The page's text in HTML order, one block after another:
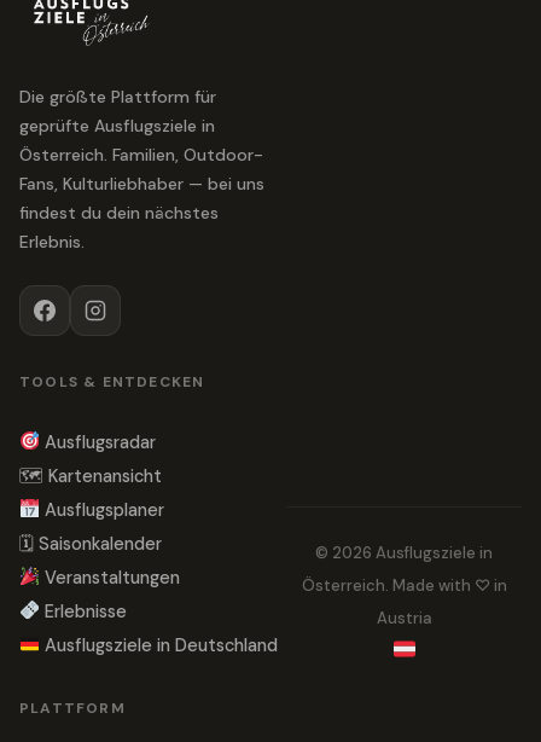
Die größte Plattform für
geprüfte Ausflugsziele in
Österreich. Familien, Outdoor-
Fans, Kulturliebhaber — bei uns
findest du dein nächstes
Erlebnis.
TOOLS & ENTDECKEN
Ausflugsradar
🗺 Kartenansicht
Ausflugsplaner
🗓 Saisonkalender
Veranstaltungen
Erlebnisse
Ausflugsziele in Deutschland
PLATTFORM
© 2026 Ausflugsziele in
Österreich. Made with ♡ in
Austria